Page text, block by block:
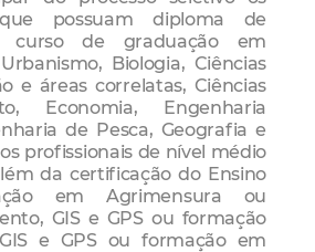
que possuam diploma de
curso de graduação em
Biologia, Ciências
e áreas correlatas, Ciências
Economia, Engenharia
de Pesca, Geografia e
profissionais de nível médio
da certificação do Ensino
em Agrimensura ou
GIS e GPS ou formação
e GPS ou formação em